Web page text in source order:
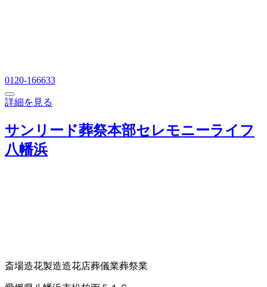
0120-166633
詳細を見る
サンリード葬祭本部セレモニーライフ
八幡浜
斎場造花製造造花店葬儀業葬祭業